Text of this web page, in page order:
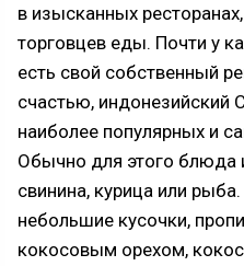
в изысканных
торговцев еды. Почти у
есть свой собственный
счастью, индонезийский
наиболее популярных и
Обычно для этого блюда
свинина, курица или
небольшие кусочки,
кокосовым орехом,